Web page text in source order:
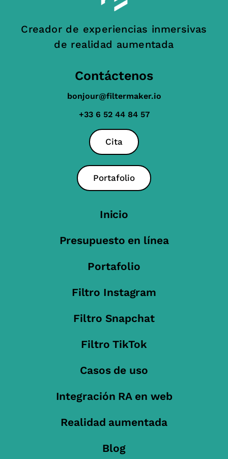
Creador de experiencias inmersivas
de realidad aumentada
Contáctenos
bonjour@filtermaker.io
+33 6 52 44 84 57
Cita
Portafolio
Inicio
Presupuesto en línea
Portafolio
Filtro Instagram
Filtro Snapchat
Filtro TikTok
Casos de uso
Integración RA en web
Realidad aumentada
Blog